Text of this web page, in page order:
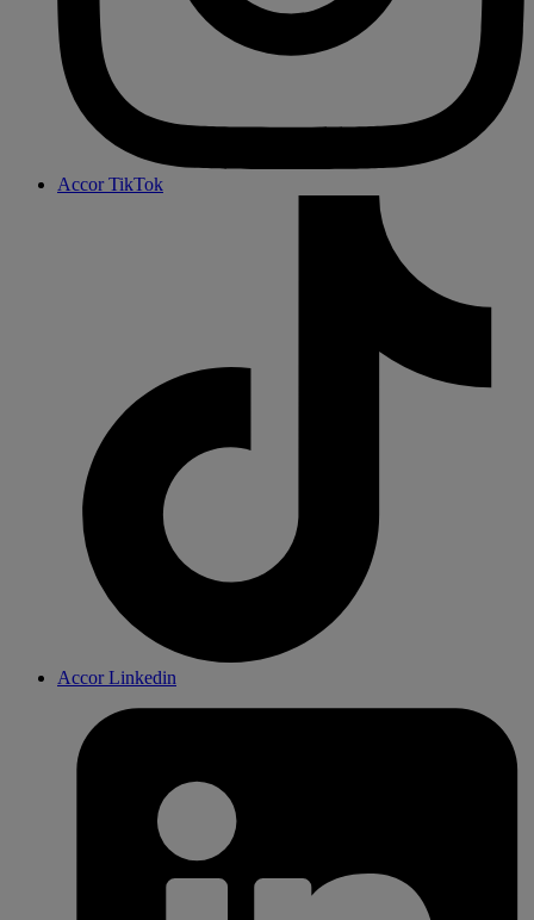
Accor TikTok
Accor Linkedin